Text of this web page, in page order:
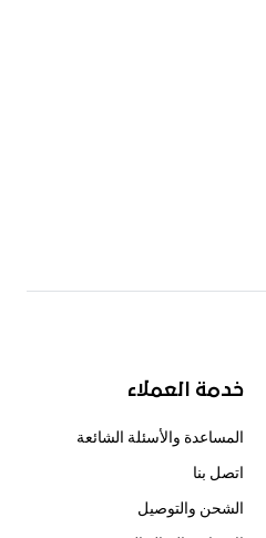
خدمة العملاء
المساعدة والأسئلة الشائعة
اتصل بنا
الشحن والتوصيل